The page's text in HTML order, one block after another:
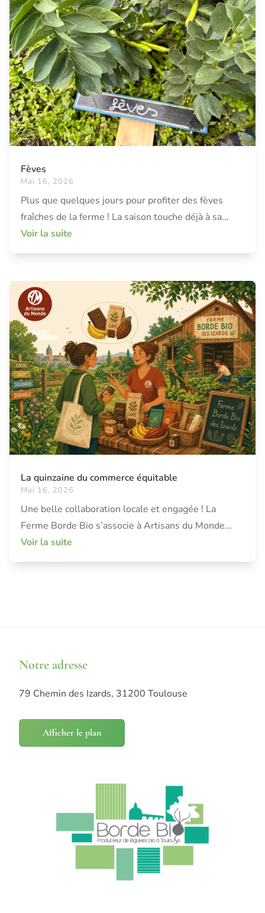
Fèves
Mai 16, 2026
Plus que quelques jours pour profiter des fèves
fraîches de la ferme ! La saison touche déjà à sa...
Voir la suite
La quinzaine du commerce équitable
Mai 16, 2026
Une belle collaboration locale et engagée ! La
Ferme Borde Bio s’associe à Artisans du Monde...
Voir la suite
Notre adresse
79 Chemin des Izards, 31200 Toulouse
Afficher le plan